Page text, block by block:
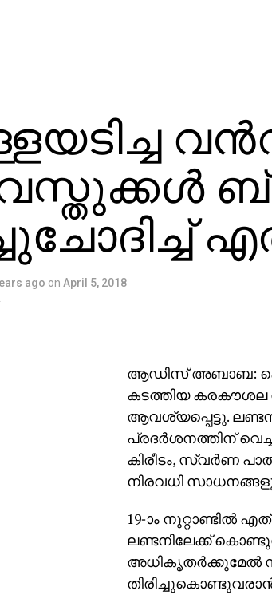
ago on April 5, 2018
ആഡിസ് അബാബ:
കടത്തിയ കരകൗശല
ആവശ്യപ്പെട്ടു.
പ്രദര്‍ശനത്തിന്
കിരീടം, സ്വര്‍ണ
നിരവധി
19-ാം നൂറ്റാണ്ടില്‍
ലണ്ടനിലേക്ക്
അധികൃതര്‍ക്കുമേല്‍